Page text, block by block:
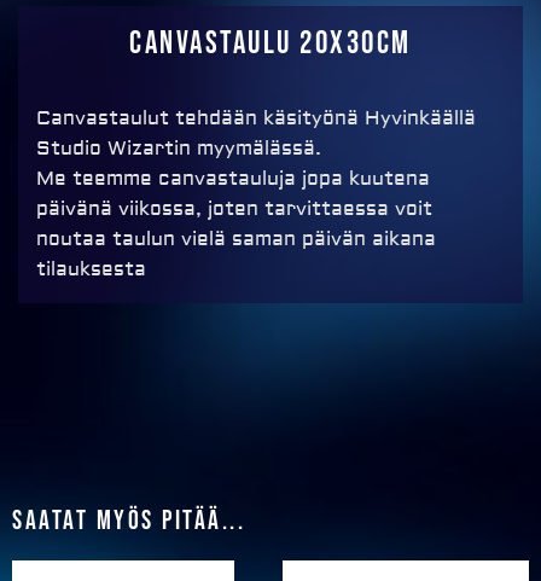
Canvastaulu 20x30cm
Canvastaulut tehdään käsityönä Hyvinkäällä
Studio Wizartin myymälässä.
Me teemme canvastauluja jopa kuutena
päivänä viikossa, joten tarvittaessa voit
noutaa taulun vielä saman päivän aikana
tilauksesta
Saatat myös pitää...